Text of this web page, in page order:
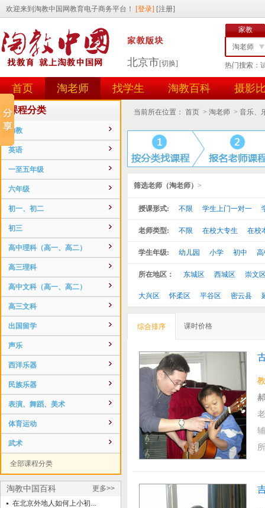
北京市[切换]
家教
淘老师
找学生
任务id
用户id
热门搜索：
首页 淘老师 找学生 淘教百科 摄影
课程分类
幼教
英语
一至五年级
六年级
初一、初二
初三
高中理科（高一、高二）
高三理科
高中文科（高一、高二）
高三文科
出国留学
声乐
西洋乐器
民族乐器
表演、舞蹈、美术
体育运动
武术
全部课程分类
淘教中国百科
更多>>
在北京外地人如何上小初...
当前所在位置： 首页 > 淘老师 > 音乐、
筛选老师（淘老师） >
授课形式: 不限 学生上门一对一
老师类型: 不限 在校大专生 在校
学生年级: 幼儿园 小学 初中
所在地区： 东城区 西城区 崇文
大兴区 怀柔区 平谷区 密云县
综合排序 课时价格